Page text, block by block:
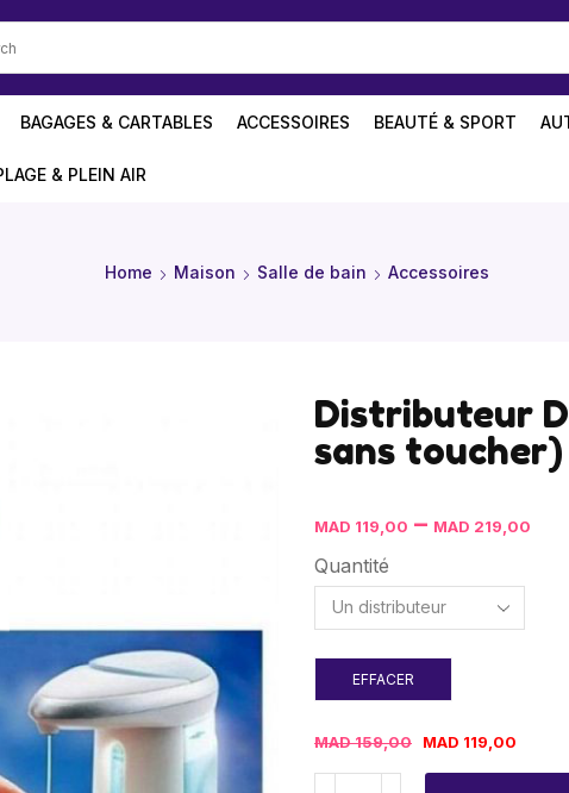
BAGAGES & CARTABLES ACCESSOIRES BEAUTÉ & SPORT
& PLEIN AIR
Home Maison Salle de bain Accessoires
Distributeur
sans
MAD 119,00 – MAD 219,00
Quantité
EFFACER
MAD159,00 MAD 119,00